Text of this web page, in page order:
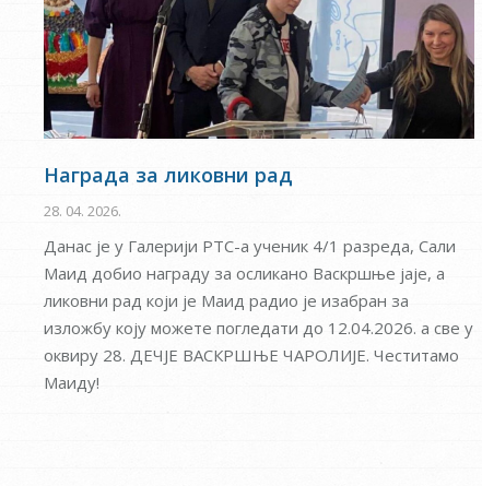
Награда за ликовни рад
28. 04. 2026.
Данас је у Галерији РТС-а ученик 4/1 разреда, Сали
Маид добио награду за осликано Васкршње јаје, а
ликовни рад који је Маид радио је изабран за
изложбу коју можете погледати до 12.04.2026. а све у
оквиру 28. ДЕЧЈЕ ВАСКРШЊЕ ЧАРОЛИЈЕ. Честитамо
Маиду!